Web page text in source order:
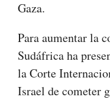
Gaza.
Para aumentar la
Sudáfrica ha
la Corte
Israel de cometer